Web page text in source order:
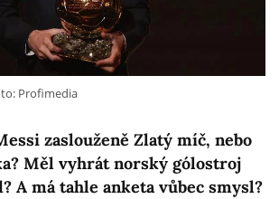
zaslouženě Zlatý míč, nebo
Měl vyhrát norský gólostroj
A má tahle anketa vůbec smysl?
Profimedia